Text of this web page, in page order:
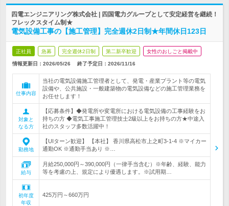
四電エンジニアリング株式会社 | 四国電力グループとして安定経営を継続！
フレックスタイム制★
電気設備工事の【施工管理】完全週休2日制★年間休日123日
正社員 急募 完全週休2日制 第二新卒歓迎 女性のおしごと掲載中
情報更新日：2026/05/26 終了予定日： 2026/11/16
仕事内容
当社の電気設備施工管理者として、発電・産業プラント等の電気
設備や、公共施設・一般建築物の電気設備などの施工管理業務を
お任せします！
対象と
なる方
【応募条件】◆発電所や変電所における電気設備の工事経験をお
持ちの方 ◆電気工事施工管理技士2級以上をお持ちの方★中途入
社のスタッフ多数活躍中！
勤務地
【UIターン歓迎】 【本社】 香川県高松市上之町3-1-4 ※マイカー
通勤OK ※通勤手当あり ※…
給与
月給250,000円～390,000円（一律手当含む）※年齢、経験、能力
等を考慮の上、規定により優遇します。※試用期…
初年度
年収
425万円～660万円